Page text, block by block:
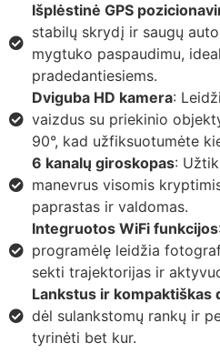
Išplėstinė GPS
stabilų skrydį ir saugų
mygtuko paspaudimu,
pradedantiesiems.
Dviguba HD kamera:
vaizdus su priekinio
90°, kad užfiksuotumėte
6 kanalų giroskopas:
manevrus visomis
paprastas ir valdomas.
Integruotos WiFi funkcijos
programėlę leidžia
sekti trajektorijas ir
Lankstus ir kompaktiškas
dėl sulankstomų rankų ir
tyrinėti bet kur.